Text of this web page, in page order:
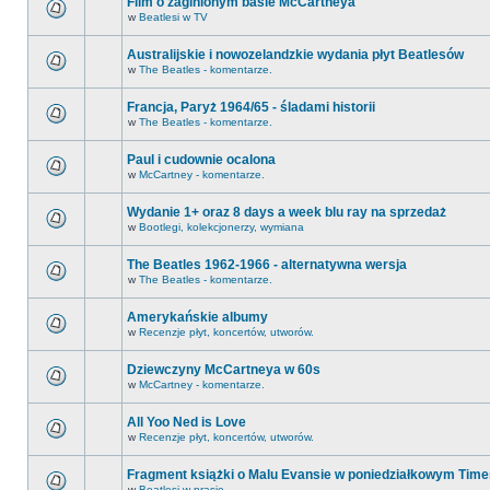
w Beatlesi w TV
Australijskie i nowozelandzkie wydania płyt Beatlesów
w The Beatles - komentarze.
Francja, Paryż 1964/65 - śladami historii
w The Beatles - komentarze.
Paul i cudownie ocalona
w McCartney - komentarze.
Wydanie 1+ oraz 8 days a week blu ray na sprzedaż
w Bootlegi, kolekcjonerzy, wymiana
The Beatles 1962-1966 - alternatywna wersja
w The Beatles - komentarze.
Amerykańskie albumy
w Recenzje płyt, koncertów, utworów.
Dziewczyny McCartneya w 60s
w McCartney - komentarze.
All Yoo Ned is Love
w Recenzje płyt, koncertów, utworów.
Fragment książki o Malu Evansie w poniedziałkowym